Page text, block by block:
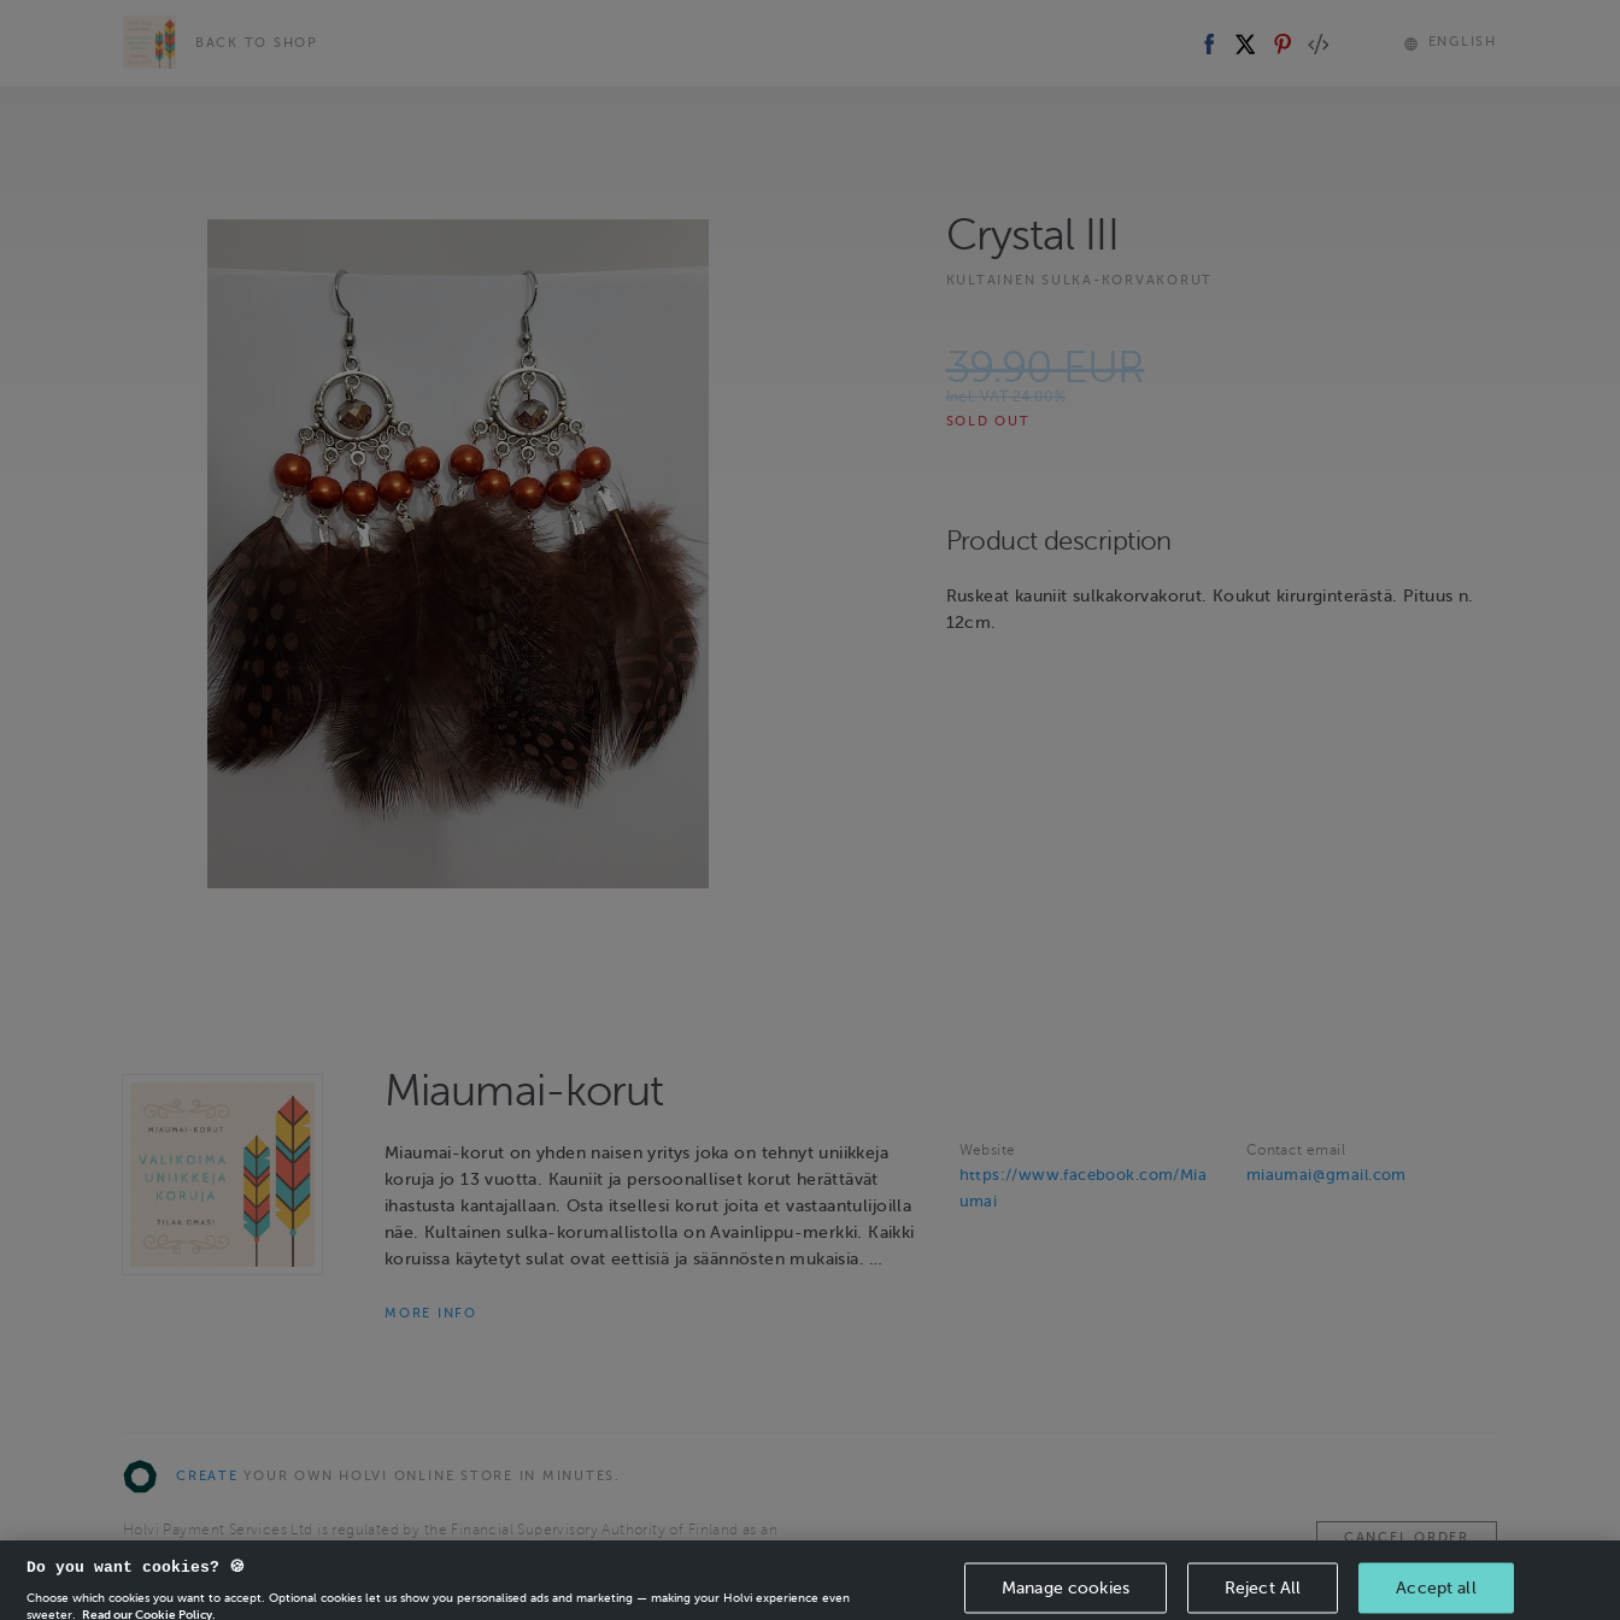
BACK TO SHOP ENGLISH
Crystal III
KULTAINEN SULKA-KORVAKORUT
39.90 EUR
Incl. VAT 24.00%
SOLD OUT
Product description
Ruskeat kauniit sulkakorvakorut. Koukut kirurginterästä. Pituus n.
12cm.
Miaumai-korut
Miaumai-korut on yhden naisen yritys joka on tehnyt uniikkeja
koruja jo 13 vuotta. Kauniit ja persoonalliset korut herättävät
ihastusta kantajallaan. Osta itsellesi korut joita et vastaantulijoilla
näe. Kultainen sulka-korumallistolla on Avainlippu-merkki. Kaikki
koruissa käytetyt sulat ovat eettisiä ja säännösten mukaisia. …
MORE INFO
Website
https://www.facebook.com/Mia
umai
Contact email
miaumai@gmail.com
CREATE YOUR OWN HOLVI ONLINE STORE IN MINUTES.
Holvi Payment Services Ltd is regulated by the Financial Supervisory Authority of Finland as an
CANCEL ORDER
Do you want cookies? 🍪
Choose which cookies you want to accept. Optional cookies let us show you personalised ads and marketing — making your Holvi experience even
sweeter.
Read our Cookie Policy.
Manage cookies Reject All Accept all